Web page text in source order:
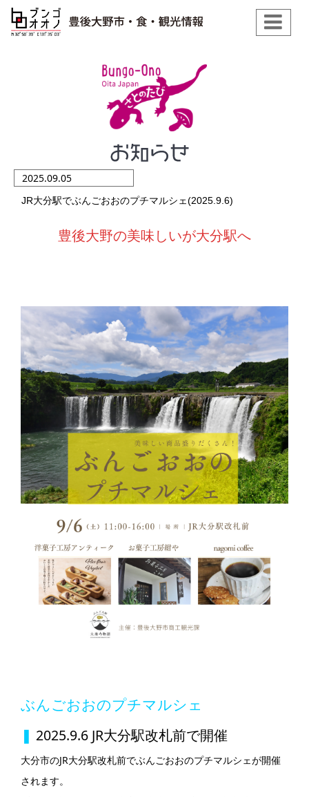
2025.09.05
JR大分駅でぶんごおおのプチマルシェ(2025.9.6)
豊後大野の美味しいが大分駅へ
ぶんごおおのプチマルシェ
❚ 2025.9.6 JR大分駅改札前で開催
大分市のJR大分駅改札前でぶんごおおのプチマルシェが開催
されます。